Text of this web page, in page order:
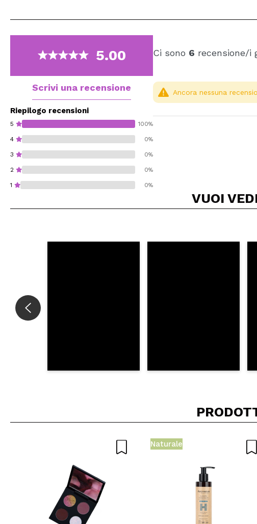
5.00
Scrivi una recensione
Riepilogo recensioni
5 100%
4 0%
3 0%
2 0%
1 0%
Ci sono 6 recensione/i
Il tuo
Ancora nessuna
VUOI
Naturale